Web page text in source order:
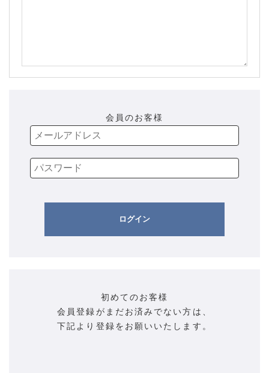
会員のお客様
ログイン
初めてのお客様
会員登録がまだお済みでない方は、
下記より登録をお願いいたします。